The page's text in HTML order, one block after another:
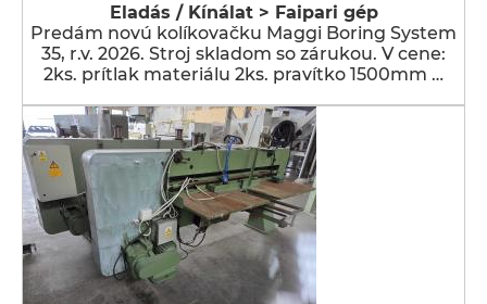
Eladás / Kínálat > Faipari gép
Predám novú kolíkovačku Maggi Boring System
35, r.v. 2026. Stroj skladom so zárukou. V cene:
2ks. prítlak materiálu 2ks. pravítko 1500mm …